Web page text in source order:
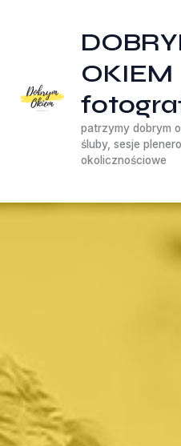
OKIEM
patrzymy dobrym
śluby, sesje
okolicznościowe